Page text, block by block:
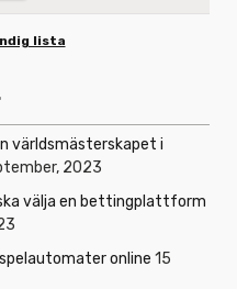
lista
världsmästerskapet i
2023
välja en bettingplattform
online 15